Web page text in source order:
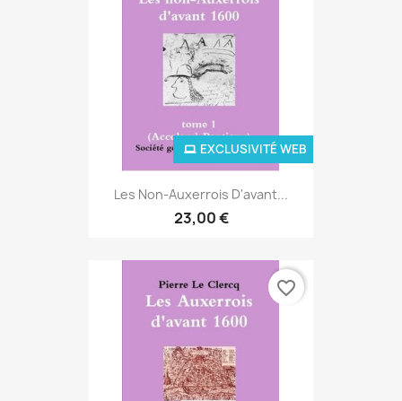
Les Non-Auxerrois D'avant...
23,00 €
EXCLUSIVITÉ WEB
favorite_border